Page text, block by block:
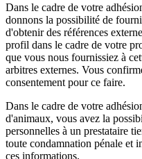
Dans le cadre de votre
donnons la possibilité de
d'obtenir des références
profil dans le cadre de votre
que vous nous fournissiez à
arbitres externes. Vous
consentement pour ce faire.
Dans le cadre de votre
d'animaux, vous avez la
personnelles à un prestataire
toute condamnation pénale et
ces informations.